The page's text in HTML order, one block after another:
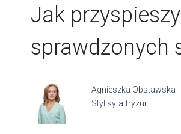
Jak
sprawdzonych
Agnieszka Obstawska
Stylisyta fryzur